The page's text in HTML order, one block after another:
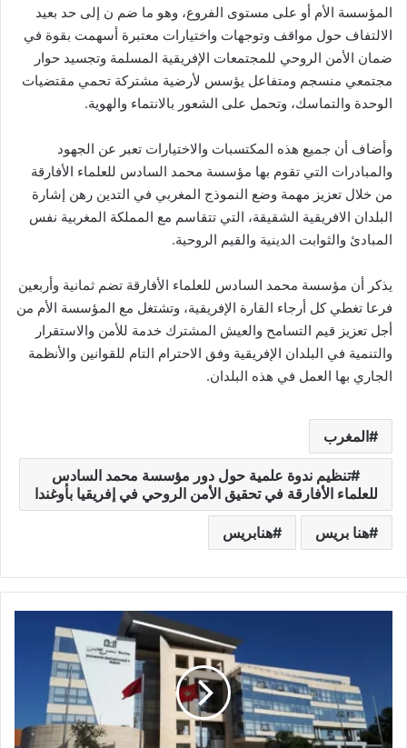
المؤسسة الأم أو على مستوى الفروع، وهو ما ضم ن إلى حد بعيد
الالتفاف حول مواقف وتوجهات واختيارات معتبرة أسهمت بقوة في
ضمان الأمن الروحي للمجتمعات الإفريقية المسلمة وتجسيد حوار
مجتمعي منسجم ومتفاعل يؤسس لأرضية مشتركة تحمي مقتضيات
الوحدة والتماسك، وتحمل على الشعور بالانتماء والهوية.
وأضاف أن جميع هذه المكتسبات والاختيارات تعبر عن الجهود
والمبادرات التي تقوم بها مؤسسة محمد السادس للعلماء الأفارقة
من خلال تعزيز مهمة وضع النموذج المغربي في التدين رهن إشارة
البلدان الافريقية الشقيقة، التي تتقاسم مع المملكة المغربية نفس
المبادئ والثوابت الدينية والقيم الروحية.
يذكر أن مؤسسة محمد السادس للعلماء الأفارقة تضم ثمانية وأربعين
فرعا تغطي كل أرجاء القارة الإفريقية، وتشتغل مع المؤسسة الأم من
أجل تعزيز قيم التسامح والعيش المشترك خدمة للأمن والاستقرار
والتنمية في البلدان الإفريقية وفق الاحترام التام للقوانين والأنظمة
الجاري بها العمل في هذه البلدان.
المغرب
تنظيم ندوة علمية حول دور مؤسسة محمد السادس
للعلماء الأفارقة في تحقيق الأمن الروحي في إفريقيا بأوغندا
هنا بريس هنابريس
م